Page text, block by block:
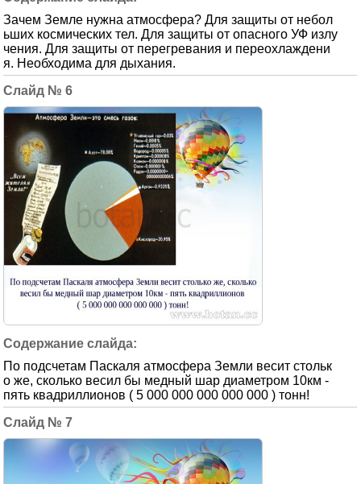
Зачем Земле нужна атмосфера? Для защиты от небол
ьших космических тел. Для защиты от опасного УФ излу
чения. Для защиты от перегревания и переохлаждени
я. Необходима для дыхания.
6
По подсчетам Паскаля атмосфера Земли весит стольк
о же, сколько весил бы медный шар диаметром 10км -
пять квадриллионов ( 5 000 000 000 000 000 ) тонн!
7